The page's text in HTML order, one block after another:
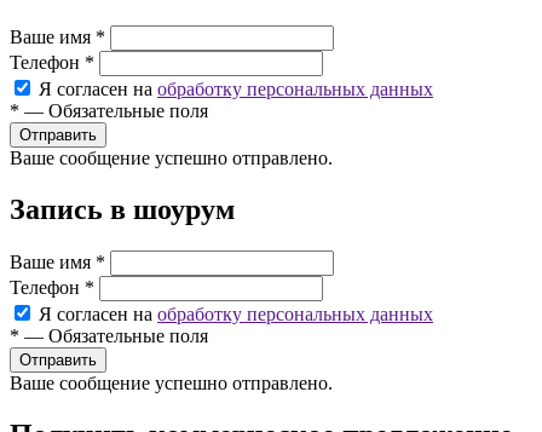
Ваше имя *
Телефон *
Я согласен на обработку персональных данных
* — Обязательные поля
Ваше сообщение успешно отправлено.
Запись в шоурум
Ваше имя *
Телефон *
Я согласен на обработку персональных данных
* — Обязательные поля
Ваше сообщение успешно отправлено.